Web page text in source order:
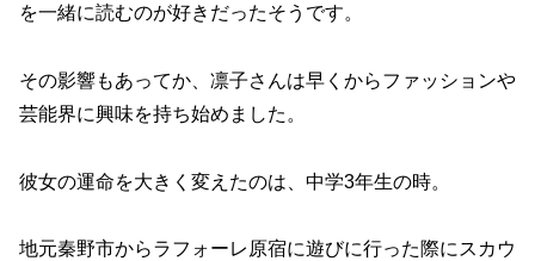
を一緒に読むのが好きだったそうです。
その影響もあってか、凛子さんは早くからファッションや
芸能界に興味を持ち始めました。
彼女の運命を大きく変えたのは、中学3年生の時。
地元秦野市からラフォーレ原宿に遊びに行った際にスカウ